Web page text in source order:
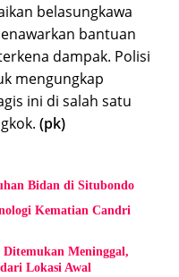
belasungkawa
bantuan
dampak. Polisi
mengungkap
ini di salah satu
(pk)
Bidan di Situbondo
Kematian Candri
Ditemukan Meninggal,
Lokasi Awal